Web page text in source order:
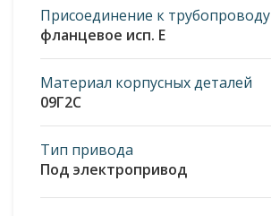
Присоединение к трубопроводу
фланцевое исп. E
Материал корпусных деталей
09Г2С
Тип привода
Под электропривод